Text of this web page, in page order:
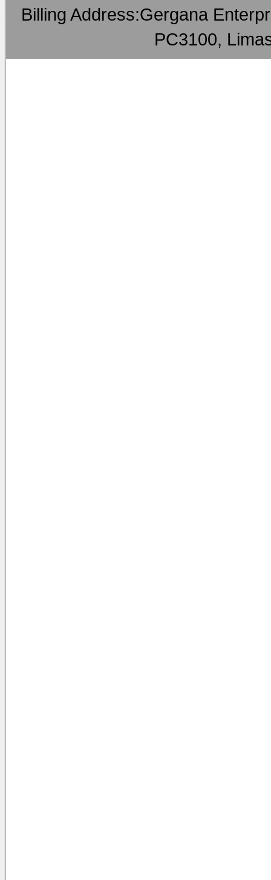
Billing Address:Gergana
PC3100,